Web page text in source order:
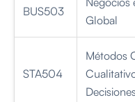
BUS503
Global
STA504
Métodos